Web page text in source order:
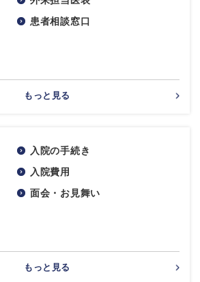
患者相談窓口
もっと見る
入院の手続き
入院費用
面会・お見舞い
もっと見る